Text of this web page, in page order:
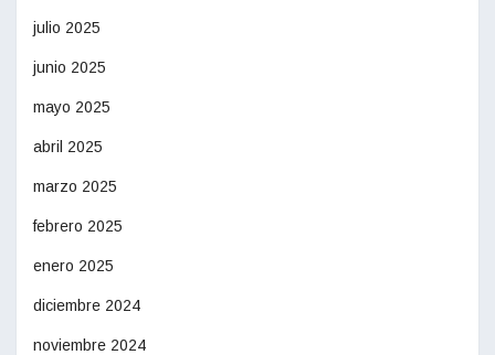
julio 2025
junio 2025
mayo 2025
abril 2025
marzo 2025
febrero 2025
enero 2025
diciembre 2024
noviembre 2024